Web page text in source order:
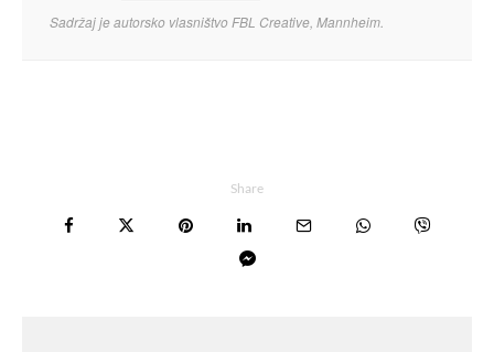
Sadržaj je autorsko vlasništvo FBL Creative, Mannheim.
Share